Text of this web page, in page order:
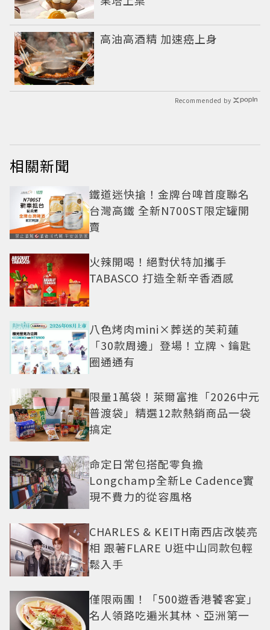
高油高酒精 加速癌上身
PR
Recommended by
相關新聞
鐵道迷快搶！金牌台啤首度聯名
台灣高鐵 全新N700ST限定罐開
賣
火辣開喝！絕對伏特加攜手
TABASCO 打造全新辛香酒感
八色烤肉mini×葬送的芙莉蓮
「30款周邊」登場！立牌、鑰匙
圈通通有
限量1萬袋！萊爾富推「2026中元
普渡袋」精選12款熱銷商品一袋
搞定
命定日常包搭配零負擔
Longchamp全新Le Cadence實
現不費力的從容風格
CHARLES & KEITH南西店改裝亮
相 跟著FLARE U逛中山同款包輕
鬆入手
僅限兩團！「500遊香港饕客宴」
名人領路吃遍米其林、亞洲第一